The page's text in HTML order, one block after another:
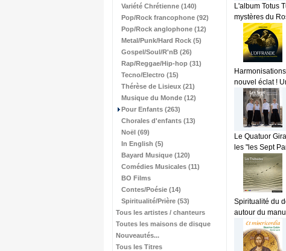
Variété Chrétienne (140)
Pop/Rock francophone (92)
Pop/Rock anglophone (12)
Metal/Punk/Hard Rock (5)
Gospel/Soul/R'nB (26)
Rap/Reggae/Hip-hop (31)
Tecno/Electro (15)
Thérèse de Lisieux (21)
Musique du Monde (12)
Pour Enfants (263)
Chorales d'enfants (13)
Noël (69)
In English (5)
Bayard Musique (120)
Comédies Musicales (11)
BO Films
Contes/Poésie (14)
Spiritualité/Prière (53)
Tous les artistes / chanteurs
Toutes les maisons de disque
Nouveautés...
Tous les Titres
L'album Totus
mystères du
nouvel éclat !
Le Quatuor
les "les Sept
Spiritualité du
autour du